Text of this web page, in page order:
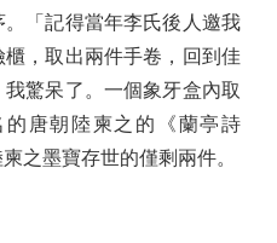
「記得當年李氏後人邀我
，取出兩件手卷，回到佳
驚呆了。一個象牙盒內取
唐朝陸柬之的《蘭亭詩
之墨寶存世的僅剩兩件。